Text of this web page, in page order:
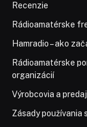
Recenzie
Rádioamatérske
Hamradio – ako
Rádioamatérske
organizácií
Výrobcovia a
Zásady používania